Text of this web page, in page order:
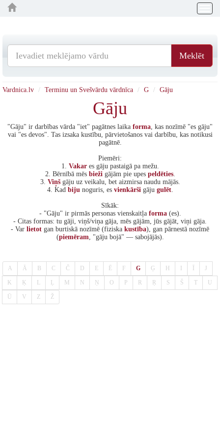
Meklēt
Vardnica.lv Terminu un Svešvārdu vārdnīca G Gāju
Gāju
"Gāju" ir darbības vārda "iet" pagātnes laika forma, kas nozīmē "es gāju"
vai "es devos". Tas izsaka kustību, pārvietošanos vai darbību, kas notikusi
pagātnē.
Piemēri:
1. Vakares gāju pastaigā pa mežu.
2. Bērnībā mēs biežigājām pie upes peldēties.
3. Viņšgāju uz veikalu, bet aizmirsa naudu mājās.
4. Kad bijunoguris, es vienkāršigāju gulēt.
Sīkāk:
- "Gāju" ir pirmās personas vienskaitļa forma(es).
- Citas formas: tu gāji, viņš/viņa gāja, mēs gājām, jūs gājāt, viņi gāja.
- Var lietot gan burtiskā nozīmē (fiziska kustība), gan pārnestā nozīmē
(piemēram, "gāju bojā" — sabojājās).
A Ā B C Č D E Ē F G Ģ H J
K Ķ L Ļ M N Ņ O P R Ŗ S Š T U
Ū V Z Ž